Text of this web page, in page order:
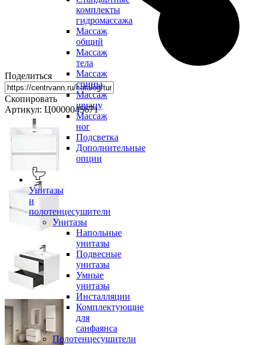
комплекты
гидромассажа
Массаж
общий
Массаж
тела
Массаж
спины
Массаж
шиацу
Массаж
ног
Подсветка
Дополнительные
опции
Унитазы
и
полотенцесушители
Унитазы
Напольные
унитазы
Подвесные
унитазы
Умные
унитазы
Инсталляции
Комплектующие
для
санфаянса
Полотенцесушители
Поделиться
Скопировать
Артикул: Ц0000045671